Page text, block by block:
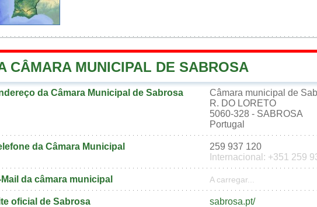
CÂMARA MUNICIPAL DE SABROSA
da Câmara Municipal de Sabrosa
Câmara municipal de
R. DO LORETO
5060-328 - SABROSA
Portugal
da Câmara Municipal
259 937 120
Internacional: +351 259
Mail da câmara municipal A carregar...
oficial de Sabrosa sabrosa.pt/